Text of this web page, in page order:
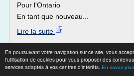
En poursuivant votre navigation sur ce site, vous
l'utilisation de cookies pour vous proposer des
services adaptés à vos centres d'intérêts. En savoir plus
Pour l'Ontario
En tant que nouveau...
Lire la suite
Site :https://pvtistes.net
Permis de conduire - La